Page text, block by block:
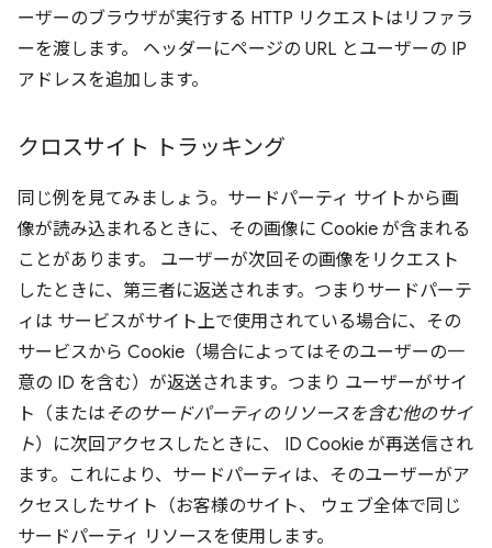
ーザーのブラウザが実行する HTTP リクエストはリファラ
ーを渡します。 ヘッダーにページの URL とユーザーの IP
アドレスを追加します。
クロスサイト トラッキング
同じ例を見てみましょう。サードパーティ サイトから画
像が読み込まれるときに、その画像に Cookie が含まれる
ことがあります。 ユーザーが次回その画像をリクエスト
したときに、第三者に返送されます。つまりサードパーテ
ィは サービスがサイト上で使用されている場合に、その
サービスから Cookie（場合によってはそのユーザーの一
意の ID を含む）が返送されます。つまり ユーザーがサイ
ト（または そのサードパーティのリソースを含む他のサイ
ト）に次回アクセスしたときに、 ID Cookie が再送信され
ます。これにより、サードパーティは、そのユーザーがア
クセスしたサイト（お客様のサイト、 ウェブ全体で同じ
サードパーティ リソースを使用します。